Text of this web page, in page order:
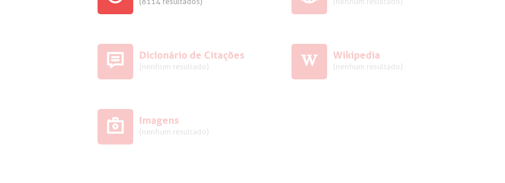
Dicionário de Citações
(nenhum resultado)
Wikipedia
(nenhum resultado)
Imagens
(nenhum resultado)